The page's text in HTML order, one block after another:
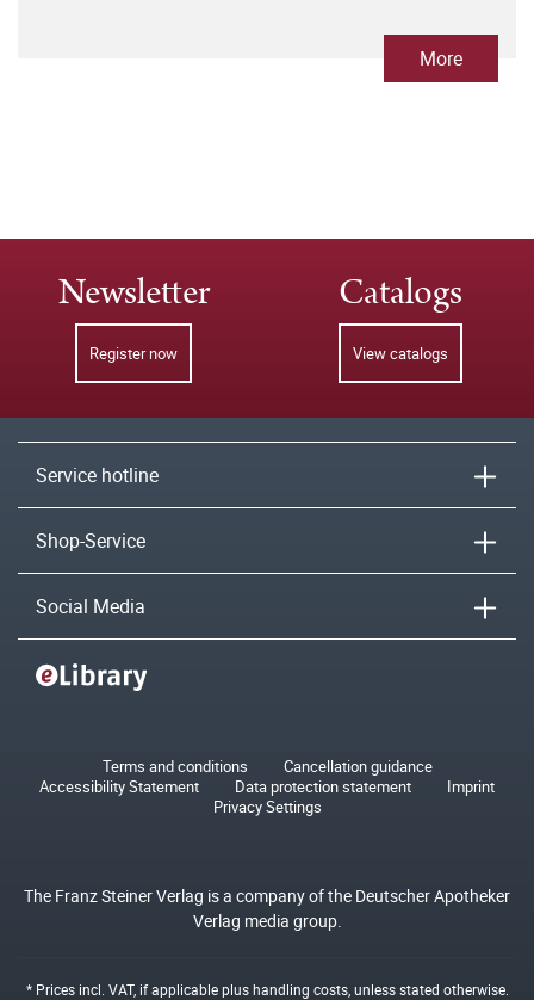
More
Newsletter
Register now
Catalogs
View catalogs
Service hotline
Shop-Service
Social Media
Terms and conditions
Cancellation guidance
Accessibility Statement
Data protection statement
Imprint
Privacy Settings
The Franz Steiner Verlag is a company of the Deutscher Apotheker
Verlag media group.
* Prices incl. VAT, if applicable plushandling costs, unless stated otherwise.